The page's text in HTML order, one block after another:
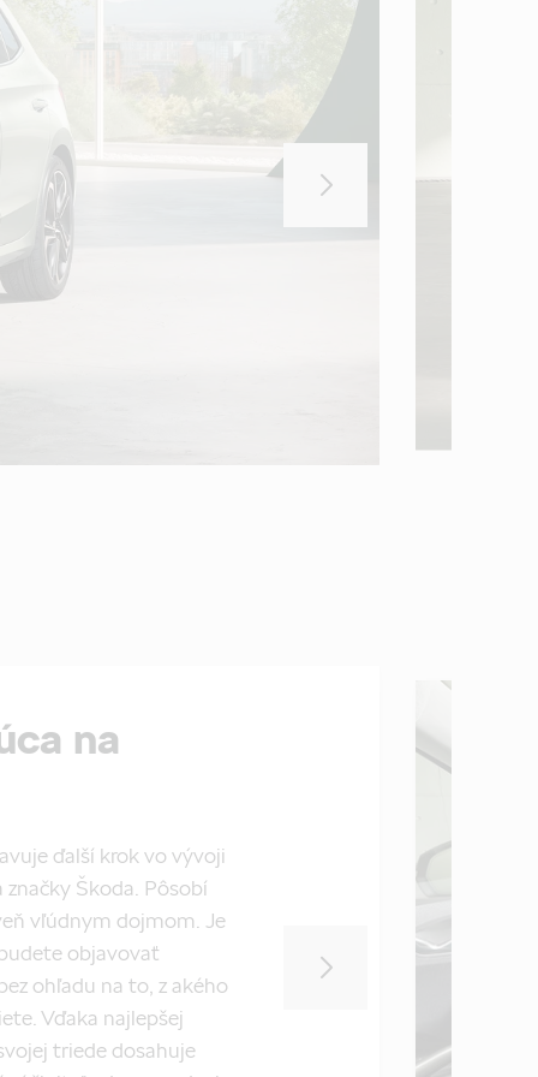
na
ďalší krok vo vývoji
Škoda. Pôsobí
vľúdnym dojmom. Je
objavovať
ohľadu na to, z akého
Vďaka najlepšej
triede dosahuje